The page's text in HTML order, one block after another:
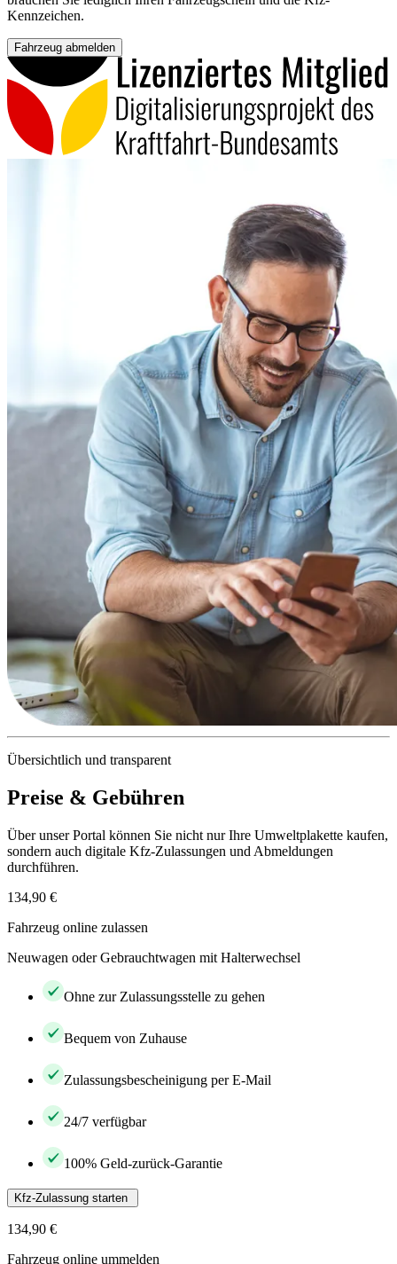
Kennzeichen.
Fahrzeug abmelden
Übersichtlich und transparent
Preise & Gebühren
Über unser Portal können Sie nicht nur Ihre Umweltplakette kaufen,
sondern auch digitale Kfz-Zulassungen und Abmeldungen
durchführen.
134,90 €
Fahrzeug online zulassen
Neuwagen oder Gebrauchtwagen mit Halterwechsel
Ohne zur Zulassungsstelle zu gehen
Bequem von Zuhause
Zulassungsbescheinigung per E-Mail
24/7 verfügbar
100% Geld-zurück-Garantie
Kfz-Zulassung starten
134,90 €
Fahrzeug online ummelden